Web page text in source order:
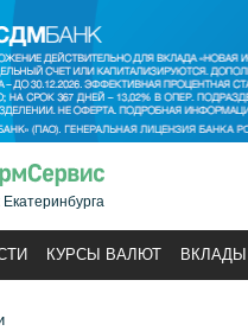
КУРСЫ ВАЛЮТ ВКЛАДЫ